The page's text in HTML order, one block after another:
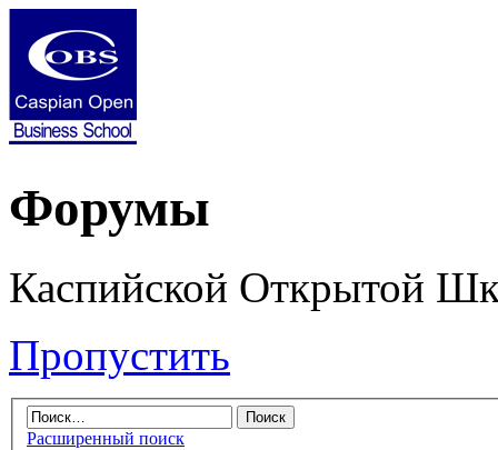
Форумы
Каспийской Открытой
Пропустить
Расширенный поиск